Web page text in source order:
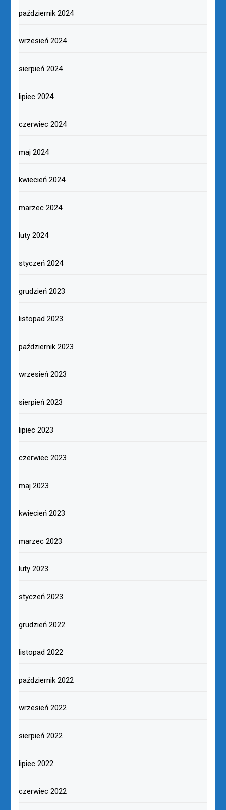
sierpień 2025
czerwiec 2025
maj 2025
kwiecień 2025
marzec 2025
luty 2025
styczeń 2025
grudzień 2024
listopad 2024
październik 2024
wrzesień 2024
sierpień 2024
lipiec 2024
czerwiec 2024
maj 2024
kwiecień 2024
marzec 2024
luty 2024
styczeń 2024
grudzień 2023
listopad 2023
październik 2023
wrzesień 2023
sierpień 2023
lipiec 2023
czerwiec 2023
maj 2023
kwiecień 2023
marzec 2023